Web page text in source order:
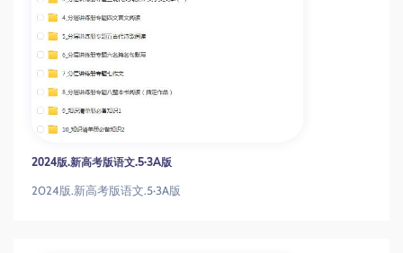
2024版.新高考版语文.5·3A版
2024版.新高考版语文.5·3A版